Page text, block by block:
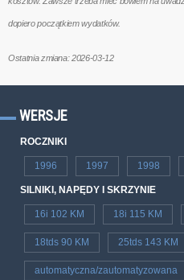
dopiero początkiem wydatków.
Ostatnia zmiana: 2026-03-12
WERSJE
ROCZNIKI
1996 1997 1998
SILNIKI, NAPĘDY I SKRZYNIE
16i 102 KM 18i 115 KM
18tds 90 KM 25tds 143 KM
automatyczna/zautomatyzowana